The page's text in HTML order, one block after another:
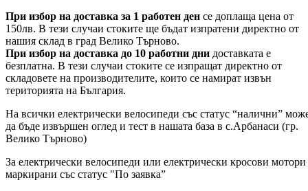
При избор на доставка за 1 работен ден се доплаща цена от
150лв. В тези случаи стоките ще бъдат изпратени директно от
нашия склад в град Велико Търново.
При избор на доставка до 10 работни дни доставката е
безплатна. В тези случаи стоките се изпращат директно от
складовете на производителите, които се намират извън
територията на България.
На всички електрически велосипеди със статус “налични”
да бъде извършен оглед и тест в нашата база в с.Арбанаси (гр.
Велико Търново)
За електрически велосипеди или електрически кросови мотори
маркирани със статус "По заявка”